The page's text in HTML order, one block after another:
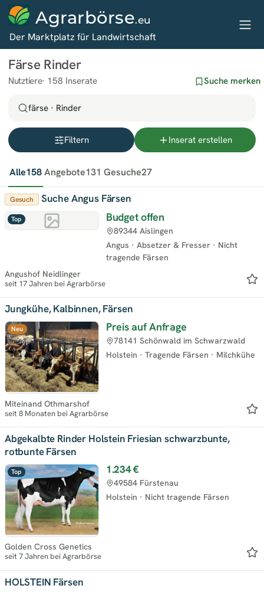
Agrarbörse.eu
Der Marktplatz für Landwirtschaft
Färse Rinder
Nutztiere 158 Inserate Suche merken
färse · Rinder
Filtern Inserat erstellen
Alle158Angebote131 Gesuche27
Top
Gesuch Suche Angus Färsen
Budget offen
Angus · Absetzer & Fresser · Nicht
tragende Färsen
89344 Aislingen
Angushof Neidlinger
seit 17 Jahren bei Agrarbörse
Neu
Jungkühe, Kalbinnen, Färsen
Preis auf Anfrage
Holstein · Tragende Färsen · Milchkühe
78141 Schönwald im Schwarzwald
Miteinand Othmarshof
seit 8 Monaten bei Agrarbörse
Top
Abgekalbte Rinder Holstein Friesian schwarzbunte,
rotbunte Färsen
1.234 €
Holstein · Nicht tragende Färsen
49584 Fürstenau
Golden Cross Genetics
seit 7 Jahren bei Agrarbörse
HOLSTEIN Färsen